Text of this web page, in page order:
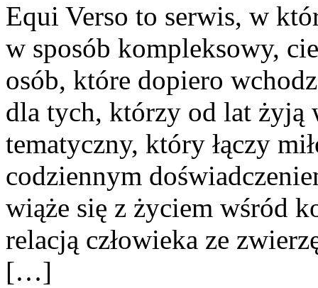
Equi Verso to serwis, w
w sposób kompleksowy,
osób, które dopiero
dla tych, którzy od lat żyją
tematyczny, który łączy
codziennym
wiąże się z życiem wśród
relacją człowieka ze
[…]